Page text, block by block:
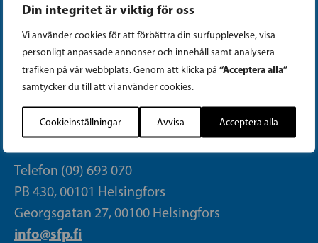
Din integritet är viktig för oss
Vi använder cookies för att förbättra din surfupplevelse, visa
personligt anpassade annonser och innehåll samt analysera
trafiken på vår webbplats. Genom att klicka på “Acceptera alla”
samtycker du till att vi använder cookies.
Cookieinställningar Avvisa Acceptera alla
Facebook
Tiktok
PARTIKANSLIET
Telefon (09) 693 070
PB 430, 00101 Helsingfors
Georgsgatan 27, 00100 Helsingfors
info@sfp.fi